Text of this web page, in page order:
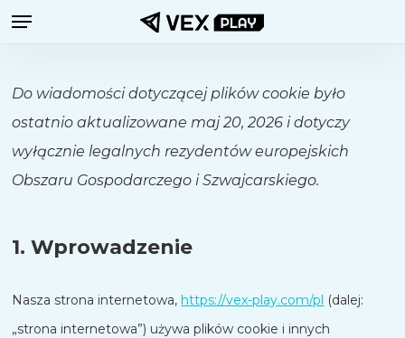
Przejdź
głównej
Menu
Do wiadomości dotyczącej plików cookie było
ostatnio aktualizowane maj 20, 2026 i dotyczy
wyłącznie legalnych rezydentów europejskich
Obszaru Gospodarczego i Szwajcarskiego.
1. Wprowadzenie
Nasza strona internetowa, https://vex-play.com/pl (dalej:
„strona internetowa”) używa plików cookie i innych